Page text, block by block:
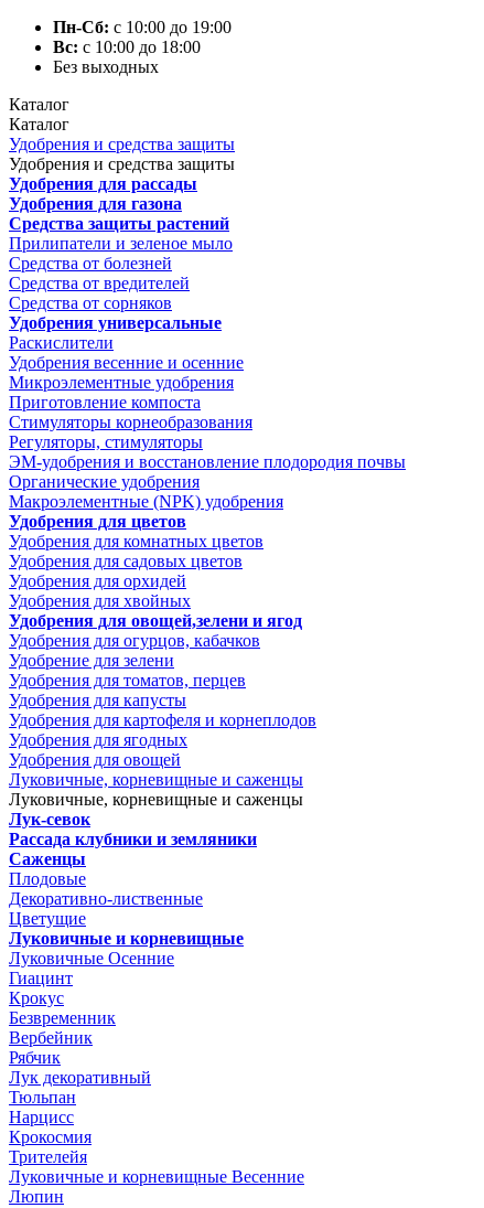
Пн-Сб: с 10:00 до 19:00
Вс: с 10:00 до 18:00
Без выходных
Каталог
Каталог
Удобрения и средства защиты
Удобрения и средства защиты
Удобрения для рассады
Удобрения для газона
Средства защиты растений
Прилипатели и зеленое мыло
Средства от болезней
Средства от вредителей
Средства от сорняков
Удобрения универсальные
Раскислители
Удобрения весенние и осенние
Микроэлементные удобрения
Приготовление компоста
Стимуляторы корнеобразования
Регуляторы, стимуляторы
ЭМ-удобрения и восстановление плодородия почвы
Органические удобрения
Макроэлементные (NPK) удобрения
Удобрения для цветов
Удобрения для комнатных цветов
Удобрения для садовых цветов
Удобрения для орхидей
Удобрения для хвойных
Удобрения для овощей,зелени и ягод
Удобрения для огурцов, кабачков
Удобрение для зелени
Удобрения для томатов, перцев
Удобрения для капусты
Удобрения для картофеля и корнеплодов
Удобрения для ягодных
Удобрения для овощей
Луковичные, корневищные и саженцы
Луковичные, корневищные и саженцы
Лук-севок
Рассада клубники и земляники
Саженцы
Плодовые
Декоративно-лиственные
Цветущие
Луковичные и корневищные
Луковичные Осенние
Гиацинт
Крокус
Безвременник
Вербейник
Рябчик
Лук декоративный
Тюльпан
Нарцисс
Крокосмия
Трителейя
Луковичные и корневищные Весенние
Люпин